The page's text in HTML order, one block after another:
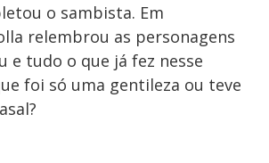
o sambista. Em
relembrou as personagens
e tudo o que já fez nesse
foi só uma gentileza ou teve